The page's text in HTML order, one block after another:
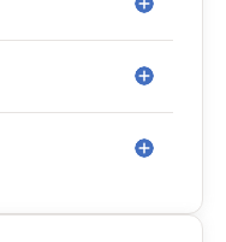
うな経営アドバイ